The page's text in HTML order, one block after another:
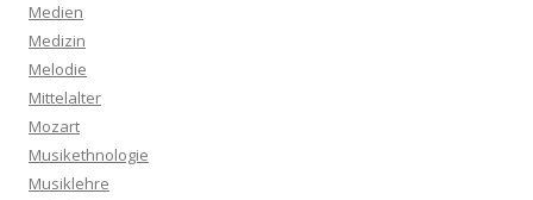
Medien
Medizin
Melodie
Mittelalter
Mozart
Musikethnologie
Musiklehre